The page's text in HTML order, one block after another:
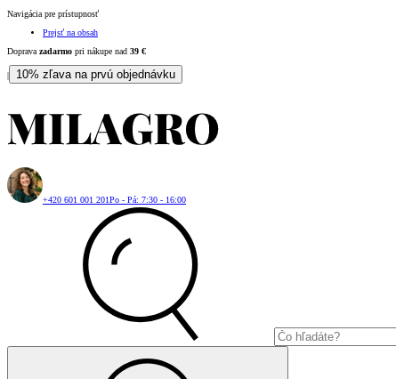
Navigácia pre prístupnosť
Prejsť na obsah
Doprava zadarmo pri nákupe nad 39 €
| 10% zľava na prvú objednávku
+420 601 001 201Po - Pá: 7:30 - 16:00